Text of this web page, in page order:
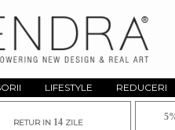
LIFESTYLE REDUCERI
RETUR IN 14ZILE